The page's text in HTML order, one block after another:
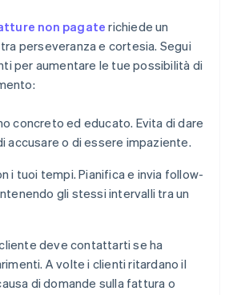
non pagate richiede un
perseveranza e cortesia. Segui
per aumentare le tue possibilità di
concreto ed educato. Evita di dare
accusare o di essere impaziente.
i tuoi tempi. Pianifica e invia follow-
gli stessi intervalli tra un
deve contattarti se ha
A volte i clienti ritardano il
di domande sulla fattura o